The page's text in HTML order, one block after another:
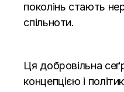
поколінь стають
спільноти.
Ця добровільна
концепцією і